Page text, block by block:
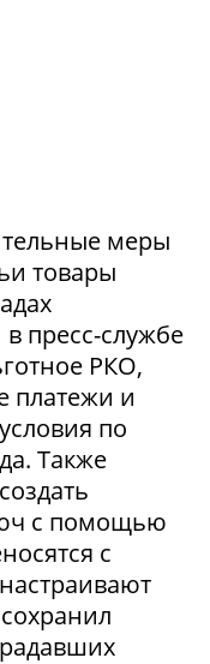
меры
товары
пресс-службе
РКО,
платежи и
по
Также
с помощью
с